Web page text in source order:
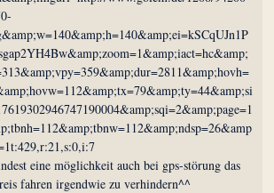
eine möglichkeit auch bei gps-störung das
fahren irgendwie zu verhindern^^